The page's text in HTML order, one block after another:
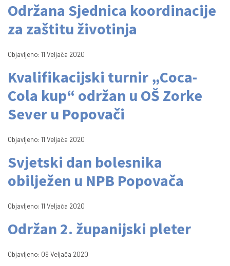
Održana Sjednica koordinacije
za zaštitu životinja
Objavljeno: 11 Veljača 2020
Kvalifikacijski turnir „Coca-
Cola kup“ održan u OŠ Zorke
Sever u Popovači
Objavljeno: 11 Veljača 2020
Svjetski dan bolesnika
obilježen u NPB Popovača
Objavljeno: 11 Veljača 2020
Održan 2. županijski pleter
Objavljeno: 09 Veljača 2020